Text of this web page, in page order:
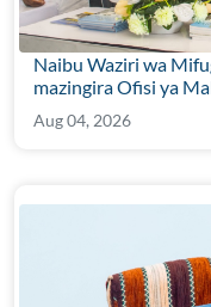
Naibu Waziri wa
mazingira Ofisi ya
Aug 04, 2026